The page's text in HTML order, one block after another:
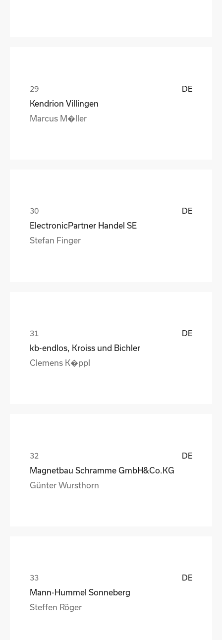
DE
Kendrion Villingen
Marcus M�ller
DE
ElectronicPartner Handel SE
Stefan Finger
DE
kb-endlos, Kroiss und Bichler
Clemens K�ppl
DE
Magnetbau Schramme GmbH&Co.KG
Günter Wursthorn
DE
Mann-Hummel Sonneberg
Steffen Röger